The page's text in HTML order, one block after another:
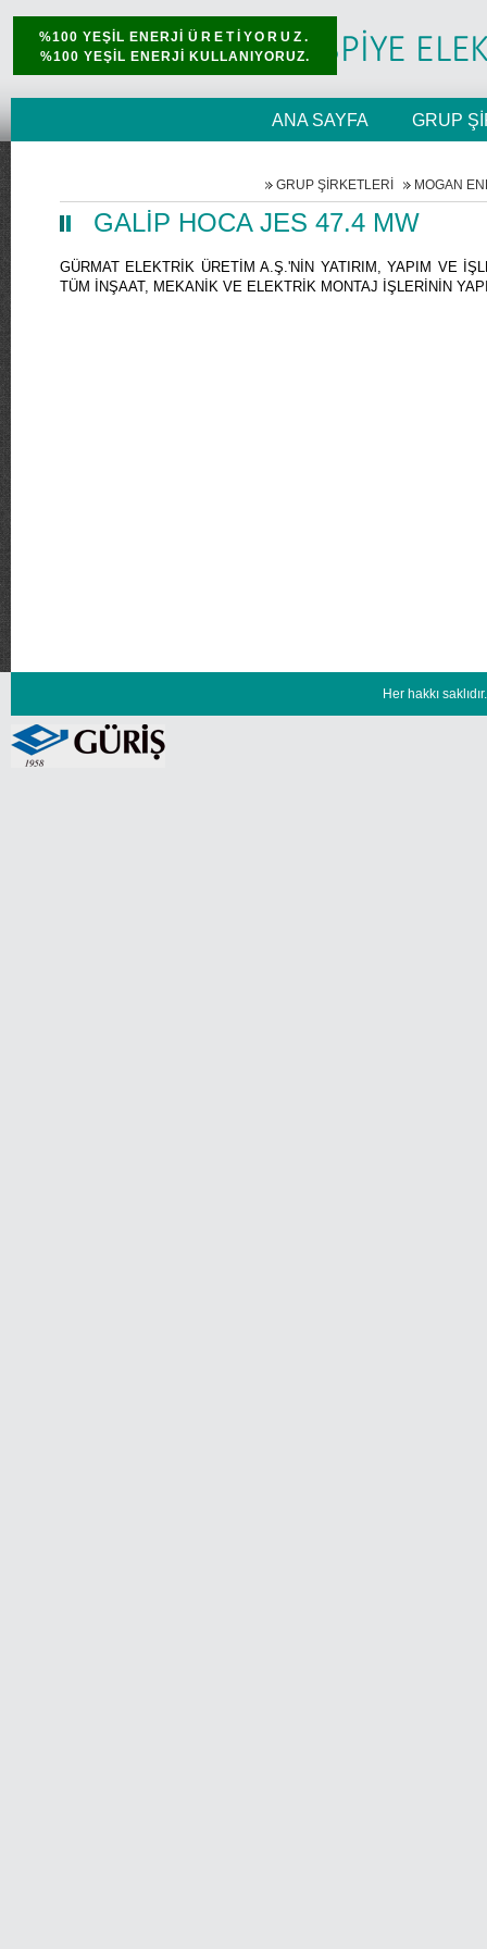
%100 YEŞİL ENERJİÜRETİYORUZ.
%100 YEŞİL ENERJİ KULLANIYORUZ.
ANA SAYFA GRUP
GRUP ŞİRKETLERİ MOGAN
GALİP HOCA JES 47.4 MW
GÜRMAT ELEKTRİK ÜRETİM A.Ş.'NİN YATIRIM, YAPIM VE
TÜM İNŞAAT, MEKANİK VE ELEKTRİK MONTAJ İŞLERİNİN
Her hakkı